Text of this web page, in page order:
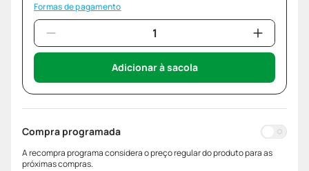
Formas de pagamento
Adicionar à sacola
Compra programada
A recompra programa considera o preço regular do produto para as
próximas compras.